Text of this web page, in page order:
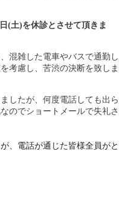
(土)を休診とさせて頂きま
混雑した電車やバスで通勤し
考慮し、苦渋の決断を致しま
したが、何度電話しても出ら
のでショートメールで失礼さ
、電話が通じた皆様全員がと